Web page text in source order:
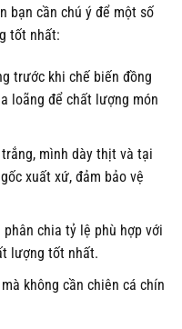
bạn cần chú ý để một số
tốt nhất:
trước khi chế biến đồng
loãng để chất lượng món
mình dày thịt và tại
xuất xứ, đảm bảo vệ
chia tỷ lệ phù hợp với
lượng tốt nhất.
không cần chiên cá chín